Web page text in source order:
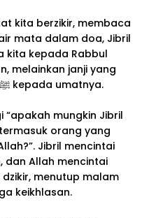
kita berzikir, membaca
mata dalam doa, Jibril
kita kepada Rabbul
melainkan janji yang
telah disampaikan oleh Nabi ﷺ kepada umatnya.
“apakah mungkin Jibril
orang yang
Jibril mencintai
dan Allah mencintai
menutup malam
keikhlasan.